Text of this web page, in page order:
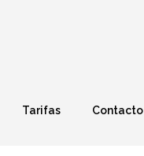
Tarifas Contacto